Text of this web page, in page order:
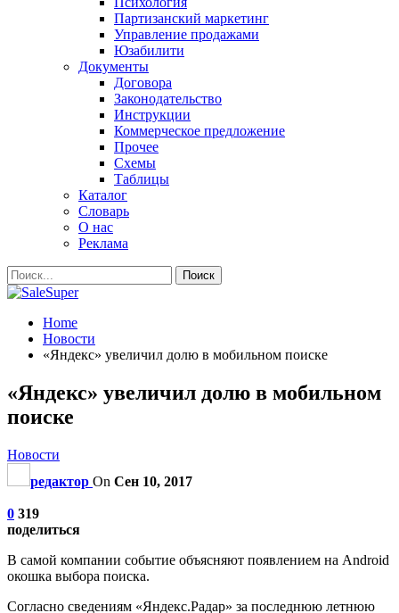
Партизанский маркетинг
Управление продажами
Юзабилити
Документы
Договора
Законодательство
Инструкции
Коммерческое предложение
Прочее
Схемы
Таблицы
Каталог
Словарь
О нас
Реклама
Home
Новости
«Яндекс» увеличил долю в мобильном поиске
«Яндекс» увеличил долю в мобильном
поиске
Новости
редактор On Сен 10, 2017
0 319
поделиться
В самой компании событие объясняют появлением на Android
окошка выбора поиска.
Согласно сведениям «Яндекс.Радар» за последнюю летнюю